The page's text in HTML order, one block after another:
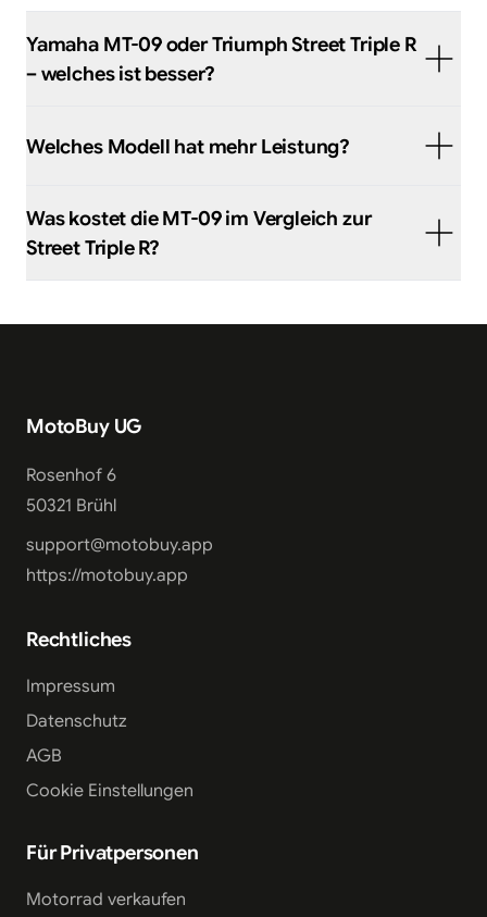
Yamaha MT-09 oder Triumph Street Triple R
– welches ist besser?
Welches Modell hat mehr Leistung?
Was kostet die MT-09 im Vergleich zur
Street Triple R?
MotoBuy UG
Rosenhof 6
50321 Brühl
support@motobuy.app
https://motobuy.app
Rechtliches
Impressum
Datenschutz
AGB
Cookie Einstellungen
Für Privatpersonen
Motorrad verkaufen